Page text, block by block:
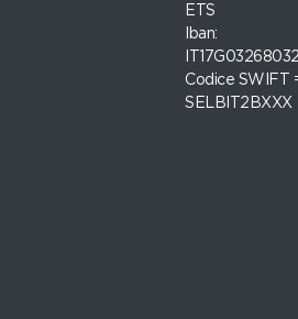
ETS
Iban:
Codice SWIFT
SELBIT2BXXX